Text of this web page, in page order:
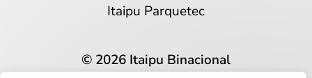
Itaipu Parquetec
© 2026 Itaipu Binacional